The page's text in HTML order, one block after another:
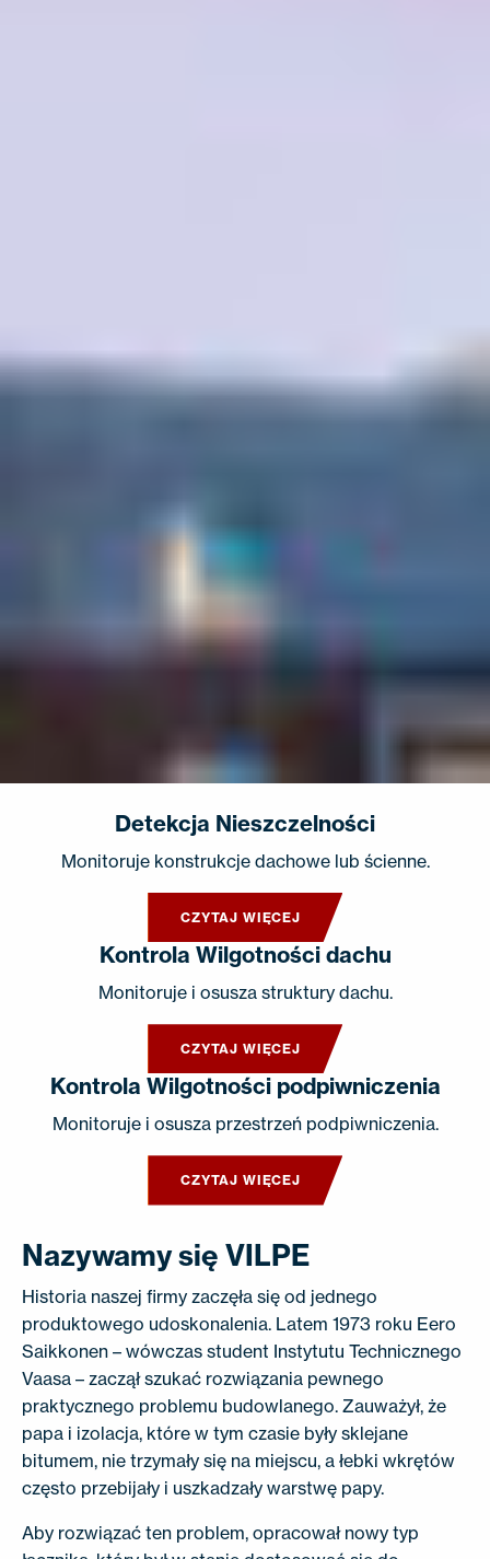
Detekcja Nieszczelności
Monitoruje konstrukcje dachowe lub ścienne.
CZYTAJ WIĘCEJ
Kontrola Wilgotności dachu
Monitoruje i osusza struktury dachu.
CZYTAJ WIĘCEJ
Kontrola Wilgotności podpiwniczenia
Monitoruje i osusza przestrzeń podpiwniczenia.
CZYTAJ WIĘCEJ
Nazywamy się VILPE
Historia naszej firmy zaczęła się od jednego
produktowego udoskonalenia. Latem 1973 roku Eero
Saikkonen – wówczas student Instytutu Technicznego
Vaasa – zaczął szukać rozwiązania pewnego
praktycznego problemu budowlanego. Zauważył, że
papa i izolacja, które w tym czasie były sklejane
bitumem, nie trzymały się na miejscu, a łebki wkrętów
często przebijały i uszkadzały warstwę papy.
Aby rozwiązać ten problem, opracował nowy typ